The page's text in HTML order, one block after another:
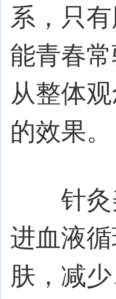
系，只
能青春
从整体
的效果。
针灸美
进血液
肤，减